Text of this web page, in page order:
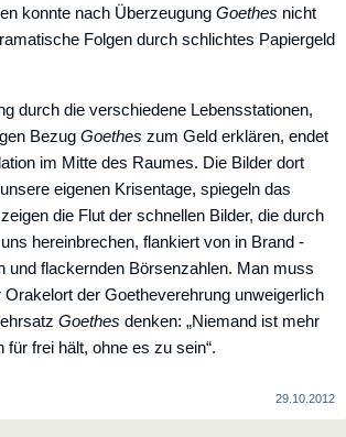
konnte nach Überzeugung Goethes nicht
Folgen durch schlichtes Papiergeld
durch die verschiedene Lebensstationen,
Bezug Goethes zum Geld erklären, endet
im Mitte des Raumes. Die Bilder dort
eigenen Krisentage, spiegeln das
die Flut der schnellen Bilder, die durch
hereinbrechen, flankiert von in Brand
und flackernden Börsenzahlen. Man muss
der Goetheverehrung unweigerlich
Goethes denken: „Niemand ist mehr
frei hält, ohne es zu sein“.
29.10.2012